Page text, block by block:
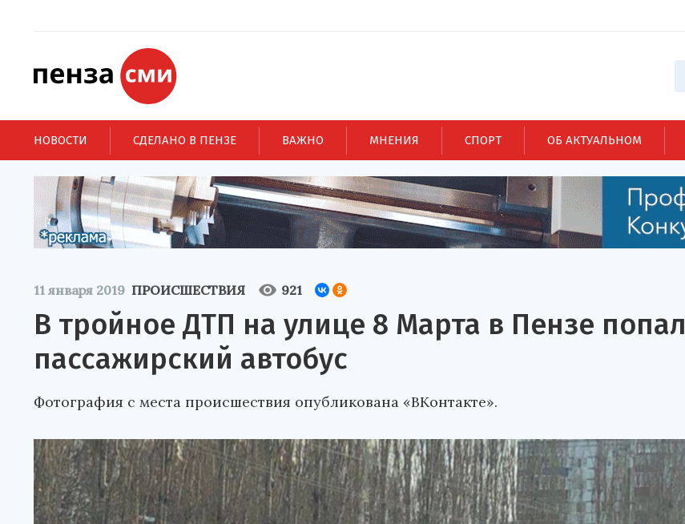
НОВОСТИ СДЕЛАНО В ПЕНЗЕ ВАЖНО МНЕНИЯ СПОРТ ОБ АКТУАЛЬНОМ
11 января 2019 ПРОИСШЕСТВИЯ 921
В тройное ДТП на улице 8 Марта в Пензе попал
пассажирский автобус
Фотография с места происшествия опубликована «ВКонтакте».